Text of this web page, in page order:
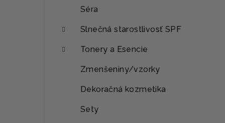
Séra
Slnečná starostlivosť SPF
Tonery a Esencie
Zmenšeniny/vzorky
Dekoračná kozmetika
Sety